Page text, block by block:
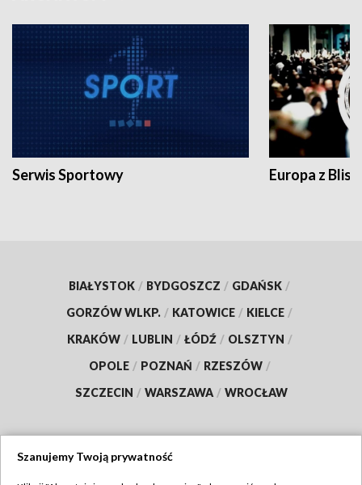
Serwis Sportowy Europa z
BIAŁYSTOK / BYDGOSZCZ / GDAŃSK /
GORZÓW WLKP. / KATOWICE / KIELCE /
KRAKÓW / LUBLIN / ŁÓDŹ / OLSZTYN /
OPOLE / POZNAŃ / RZESZÓW /
SZCZECIN / WARSZAWA / WROCŁAW
Szanujemy Twoją prywatność